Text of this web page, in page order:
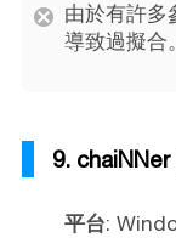
由於有許多
導致過擬合。
9.
平台: